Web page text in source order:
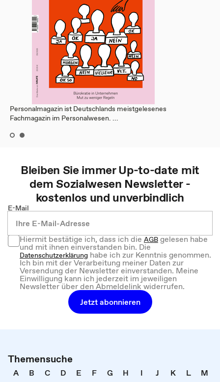
Personalmagazin ist Deutschlands meistgelesenes
Fachmagazin im Personalwesen. ...
Bleiben Sie immer Up-to-date mit
demSozialwesen Newsletter -
kostenlos und unverbindlich
E-Mail
Hiermit bestätige ich, dass ich dieAGBgelesen habe
und mit ihnen einverstanden bin. Die
Datenschutzerklärung habe ich zur Kenntnis genommen.
Ich bin mit der Verarbeitung meiner Daten zur
Versendung der Newsletter einverstanden. Meine
Einwilligung kann ich jederzeit im jeweiligen
Newsletter über den Abmeldelink widerrufen.
Jetzt abonnieren
Themensuche
A B C D E F G H I J K L
M